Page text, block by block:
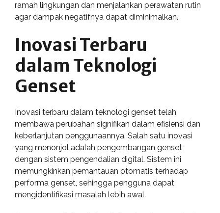
ramah lingkungan dan menjalankan perawatan rutin
agar dampak negatifnya dapat diminimalkan.
Inovasi Terbaru
dalam Teknologi
Genset
Inovasi terbaru dalam teknologi genset telah
membawa perubahan signifikan dalam efisiensi dan
keberlanjutan penggunaannya. Salah satu inovasi
yang menonjol adalah pengembangan genset
dengan sistem pengendalian digital. Sistem ini
memungkinkan pemantauan otomatis terhadap
performa genset, sehingga pengguna dapat
mengidentifikasi masalah lebih awal.